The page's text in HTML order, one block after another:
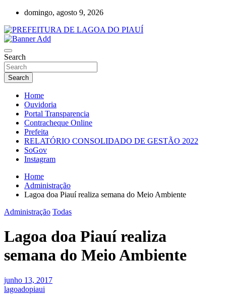
Skip
content
domingo, agosto 9, 2026
PREFEITURA DE LAGOA DO PIAUÍ
Search
Search
Home
Ouvidoria
Portal Transparencia
Contracheque Online
Prefeita
RELATÓRIO CONSOLIDADO DE GESTÃO 2022
SoGov
Instagram
Home
Administração
Lagoa doa Piauí realiza semana do Meio Ambiente
Administração Todas
Lagoa doa Piauí realiza
semana do Meio Ambiente
junho 13, 2017
lagoadopiaui